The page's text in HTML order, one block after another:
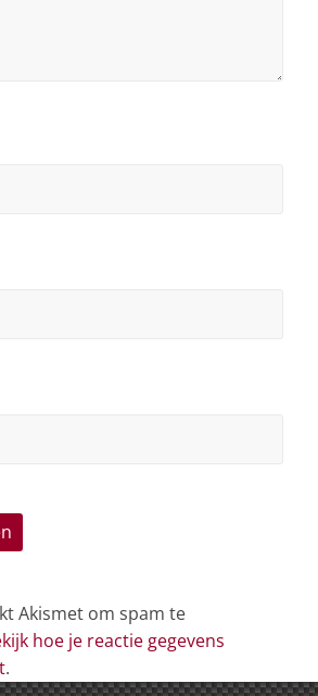
Akismet om spam te
hoe je reactie gegevens
.